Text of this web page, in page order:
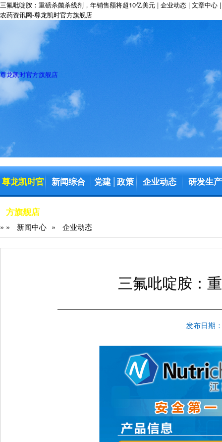
三氟吡啶胺：重磅杀菌杀线剂，年销售额将超10亿美元 | 企业动态 | 文章中心 |
农药资讯网-尊龙凯时官方旗舰店
尊龙凯时官方旗舰店
尊龙凯时官
方旗舰店
新闻综合 党建 政策 企业动态 研发生产
» » 新闻中心 » 企业动态
三氟吡啶胺：
发布日期